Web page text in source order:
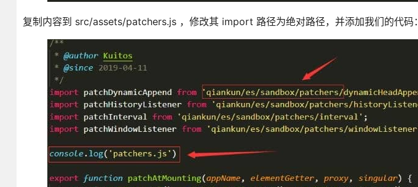
复制内容到 src/assets/patchers.js ，修改其 import 路径为绝对路径，并添加我们的代码：